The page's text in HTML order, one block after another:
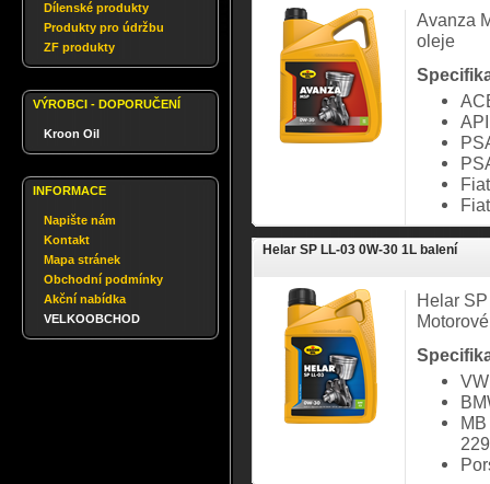
Dílenské produkty
Produkty pro údržbu
ZF produkty
VÝROBCI - DOPORUČENÍ
Kroon Oil
INFORMACE
Napište nám
Kontakt
Mapa stránek
Obchodní podmínky
Akční nabídka
VELKOOBCHOD
Avanza
oleje
Helar SP LL-03 0W-30 1L balení
Helar